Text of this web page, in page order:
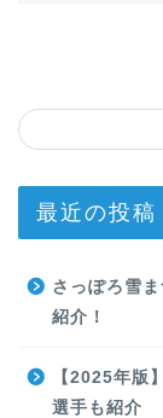
最近の投稿
さっぽろ雪
紹介！
【2025年版
選手も紹介